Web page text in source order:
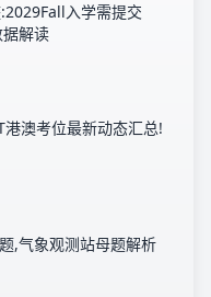
入学需提交
据解读
澳考位最新动态汇总!
,气象观测站母题解析